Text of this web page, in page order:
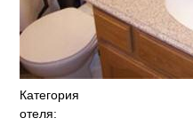
Категория
отеля: